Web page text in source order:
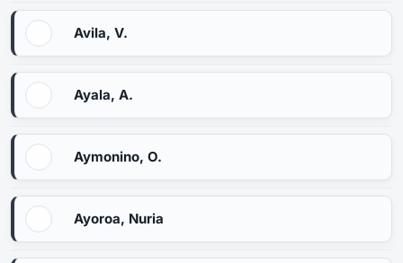
Avila, V.
Ayala, A.
Aymonino, O.
Ayoroa, Nuria